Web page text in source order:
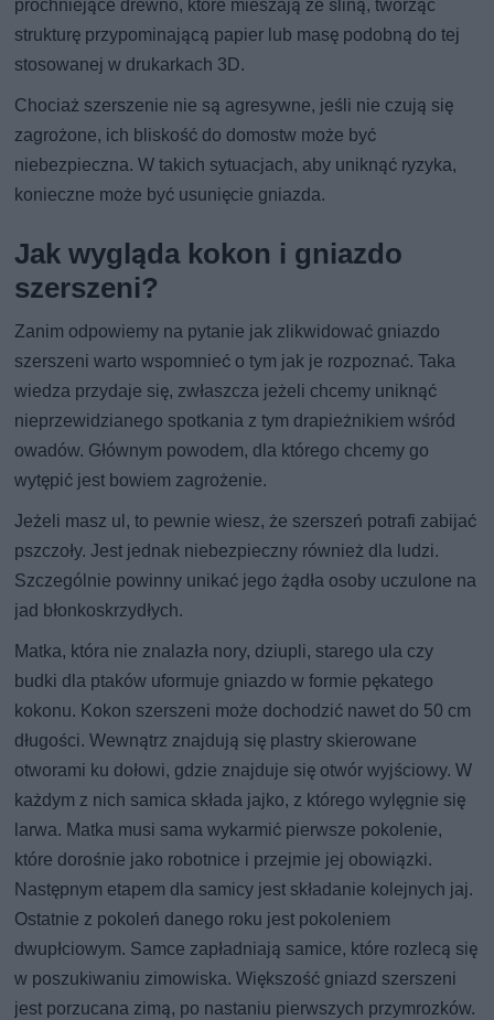
próchniejące drewno, które mieszają ze śliną, tworząc
strukturę przypominającą papier lub masę podobną do tej
stosowanej w drukarkach 3D.
Chociaż szerszenie nie są agresywne, jeśli nie czują się
zagrożone, ich bliskość do domostw może być
niebezpieczna. W takich sytuacjach, aby uniknąć ryzyka,
konieczne może być usunięcie gniazda.
Jak wygląda kokon i gniazdo
szerszeni?
Zanim odpowiemy na pytanie jak zlikwidować gniazdo
szerszeni warto wspomnieć o tym jak je rozpoznać. Taka
wiedza przydaje się, zwłaszcza jeżeli chcemy uniknąć
nieprzewidzianego spotkania z tym drapieżnikiem wśród
owadów. Głównym powodem, dla którego chcemy go
wytępić jest bowiem zagrożenie.
Jeżeli masz ul, to pewnie wiesz, że szerszeń potrafi zabijać
pszczoły. Jest jednak niebezpieczny również dla ludzi.
Szczególnie powinny unikać jego żądła osoby uczulone na
jad błonkoskrzydłych.
Matka, która nie znalazła nory, dziupli, starego ula czy
budki dla ptaków uformuje gniazdo w formie pękatego
kokonu. Kokon szerszeni może dochodzić nawet do 50 cm
długości. Wewnątrz znajdują się plastry skierowane
otworami ku dołowi, gdzie znajduje się otwór wyjściowy. W
każdym z nich samica składa jajko, z którego wylęgnie się
larwa. Matka musi sama wykarmić pierwsze pokolenie,
które dorośnie jako robotnice i przejmie jej obowiązki.
Następnym etapem dla samicy jest składanie kolejnych jaj.
Ostatnie z pokoleń danego roku jest pokoleniem
dwupłciowym. Samce zapładniają samice, które rozlecą się
w poszukiwaniu zimowiska. Większość gniazd szerszeni
jest porzucana zimą, po nastaniu pierwszych przymrozków.